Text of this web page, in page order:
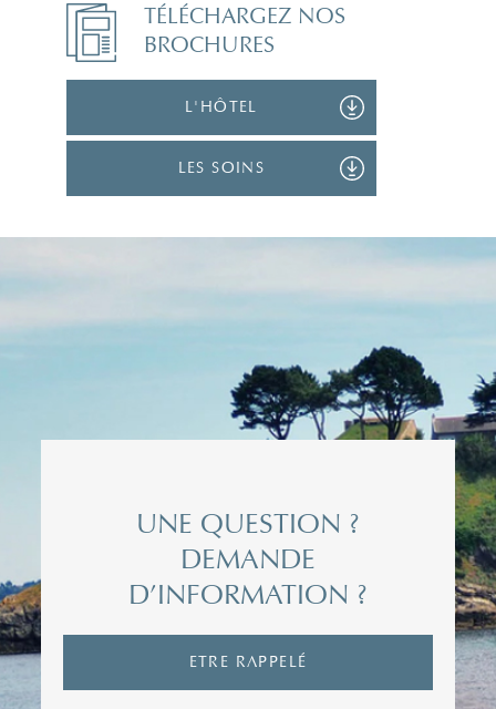
TÉLÉCHARGEZ NOS
BROCHURES
L'HÔTEL
LES SOINS
UNE QUESTION ?
DEMANDE
D’INFORMATION ?
ETRE RAPPELÉ
Madame